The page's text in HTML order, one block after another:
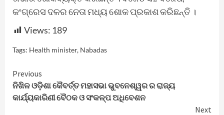
କଂଗ୍ରେସ ଦଳର ନେତା ମଧ୍ୟ ଶୋକ ପ୍ରକାଶ କରିଛନ୍ତି ।
Views: 189
Tags: Health minister, Nabadas
Continue
Reading
Previous
ନିଖିଳ ଓଡ଼ିଶା କୈବର୍ତ୍ତ ମହାସଭା ଭୁବନେଶ୍ୱର ର ରାଜ୍ୟ
କାର୍ଯ୍ୟକାରିଣୀ ବୈଠକ ଓ ସଂକଳ୍ପ ଅଧିବେଶନ
Next